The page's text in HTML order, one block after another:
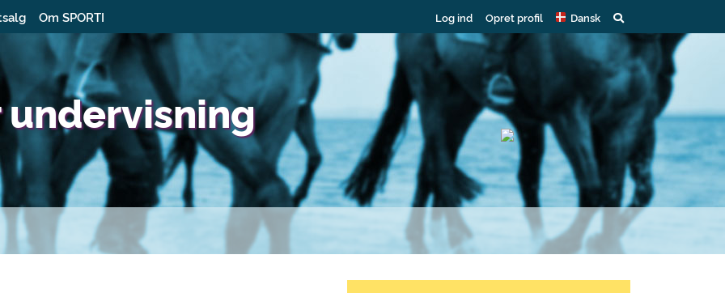
Om SPORTI Log ind Opret profil Dansk
undervisning